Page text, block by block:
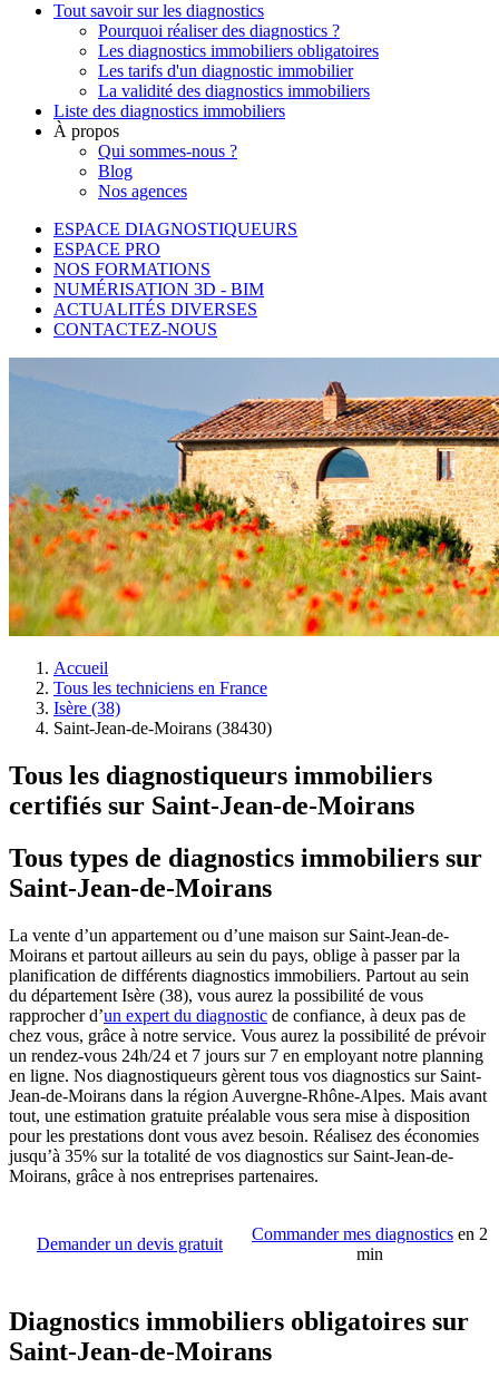
Tout savoir sur les diagnostics
Pourquoi réaliser des diagnostics ?
Les diagnostics immobiliers obligatoires
Les tarifs d'un diagnostic immobilier
La validité des diagnostics immobiliers
Liste des diagnostics immobiliers
À propos
Qui sommes-nous ?
Blog
Nos agences
ESPACE DIAGNOSTIQUEURS
ESPACE PRO
NOS FORMATIONS
NUMÉRISATION 3D - BIM
ACTUALITÉS DIVERSES
CONTACTEZ-NOUS
Accueil
Tous les techniciens en France
Isère (38)
Saint-Jean-de-Moirans (38430)
Tous les diagnostiqueurs immobiliers
certifiés sur Saint-Jean-de-Moirans
Tous types de diagnostics immobiliers sur
Saint-Jean-de-Moirans
La vente d’un appartement ou d’une maison sur Saint-Jean-de-
Moirans et partout ailleurs au sein du pays, oblige à passer par la
planification de différents diagnostics immobiliers. Partout au sein
du département Isère (38), vous aurez la possibilité de vous
rapprocher d’un expert du diagnostic de confiance, à deux pas de
chez vous, grâce à notre service. Vous aurez la possibilité de prévoir
un rendez-vous 24h/24 et 7 jours sur 7 en employant notre planning
en ligne. Nos diagnostiqueurs gèrent tous vos diagnostics sur Saint-
Jean-de-Moirans dans la région Auvergne-Rhône-Alpes. Mais avant
tout, une estimation gratuite préalable vous sera mise à disposition
pour les prestations dont vous avez besoin. Réalisez des économies
jusqu’à 35% sur la totalité de vos diagnostics sur Saint-Jean-de-
Moirans, grâce à nos entreprises partenaires.
Demander un devis gratuit
Commander mes diagnostics en 2
min
Diagnostics immobiliers obligatoires sur
Saint-Jean-de-Moirans